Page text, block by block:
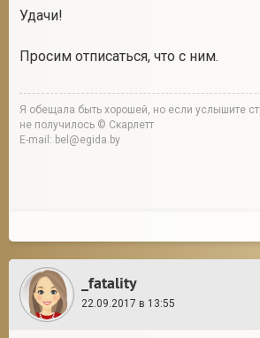
Удачи!
Просим отписаться, что с ним.
Я обещала быть хорошей, но если услышите
не получилось © Скарлетт
E-mail: bel@egida.by
_fatality
22.09.2017 в 13:55